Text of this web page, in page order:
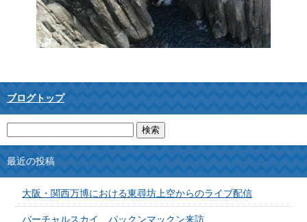
ブログトップ
最近の投稿
大阪・関西万博における東尋坊上空からのライブ配信
バーチャルスカイ パックンマックン来訪